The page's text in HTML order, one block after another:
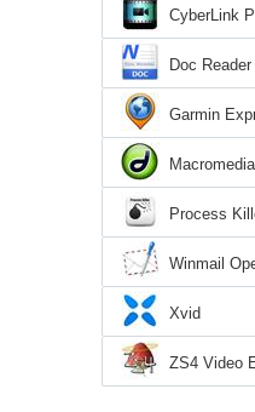
CyberLink
Doc Reader
Garmin
Process
Winmail
Xvid
ZS4 Video